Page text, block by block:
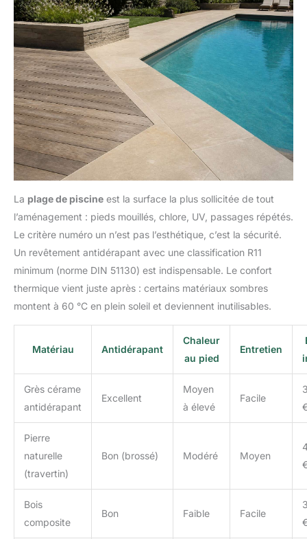
La plage de piscine est la surface la plus sollicitée de tout
l’aménagement : pieds mouillés, chlore, UV, passages répétés.
Le critère numéro un n’est pas l’esthétique, c’est la sécurité.
Un revêtement antidérapant avec une classification R11
minimum (norme DIN 51130) est indispensable. Le confort
thermique vient juste après : certains matériaux sombres
montent à 60 °C en plein soleil et deviennent inutilisables.
Matériau Antidérapant
Chaleur
au pied
Entretien
Grès cérame
antidérapant
Excellent
Moyen
à élevé
Facile
Pierre
naturelle
(travertin)
Bon (brossé) Modéré Moyen
Bois
composite
Bon Faible Facile